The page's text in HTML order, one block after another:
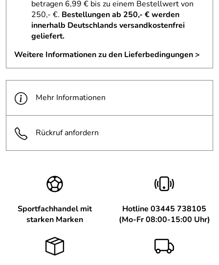
betragen 6,99 € bis zu einem Bestellwert von
250,- €. Bestellungen ab 250,- € werden
innerhalb Deutschlands versandkostenfrei
geliefert.
Weitere Informationen zu den Lieferbedingungen >
Mehr Informationen
Rückruf anfordern
Sportfachhandel mit
starken Marken
Hotline 03445 738105
(Mo-Fr 08:00-15:00 Uhr)